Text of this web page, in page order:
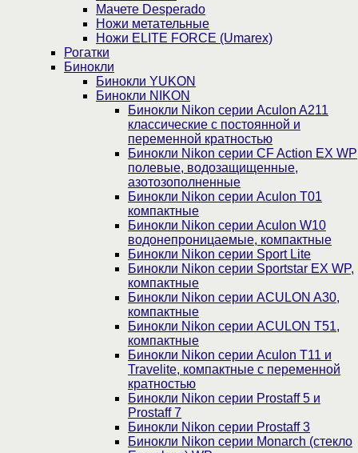
Мачете Desperado
Ножи метательные
Ножи ELITE FORCE (Umarex)
Рогатки
Бинокли
Бинокли YUKON
Бинокли NIKON
Бинокли Nikon серии Aculon A211
классические с постоянной и
переменной кратностью
Бинокли Nikon серии СF Action EX WP
полевые, водозащищенные,
азотозополненные
Бинокли Nikon серии Aculon T01
компактные
Бинокли Nikon серии Aculon W10
водонепроницаемые, компактные
Бинокли Nikon серии Sport Lite
Бинокли Nikon серии Sportstar EX WP,
компактные
Бинокли Nikon серии ACULON A30,
компактные
Бинокли Nikon серии ACULON Т51,
компактные
Бинокли Nikon серии Aculon T11 и
Travelite, компактные с переменной
кратностью
Бинокли Nikon серии Prostaff 5 и
Prostaff 7
Бинокли Nikon серии Prostaff 3
Бинокли Nikon серии Monarch (стекло